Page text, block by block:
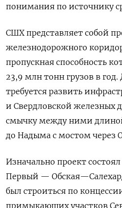
понимания по источнику
СШХ представляет собой
железнодорожного
пропускная способность
23,9 млн тонн грузов в
требуется развить
и Свердловской железных
смычку между ними
до Надыма с мостом через
Изначально проект
Первый —
был строиться по
примыкающих участков